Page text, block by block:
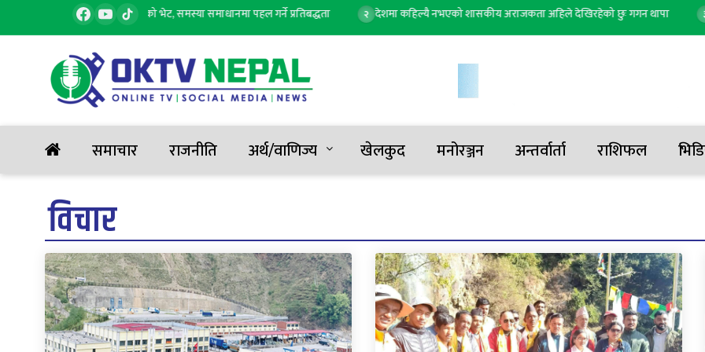
प्रमुखसँग सांसद पराजुलीको भेट, समस्या समाधानमा पहल गर्ने प्रतिबद्धता देशमा कहिल्यै नभएको शासकीय अराजकता अहिले देखिरहेको छुः गगन थापा
समाचार राजनीति अर्थ/वाणिज्य खेलकुद मनोरञ्जन अन्तर्वार्ता राशिफल
विचार